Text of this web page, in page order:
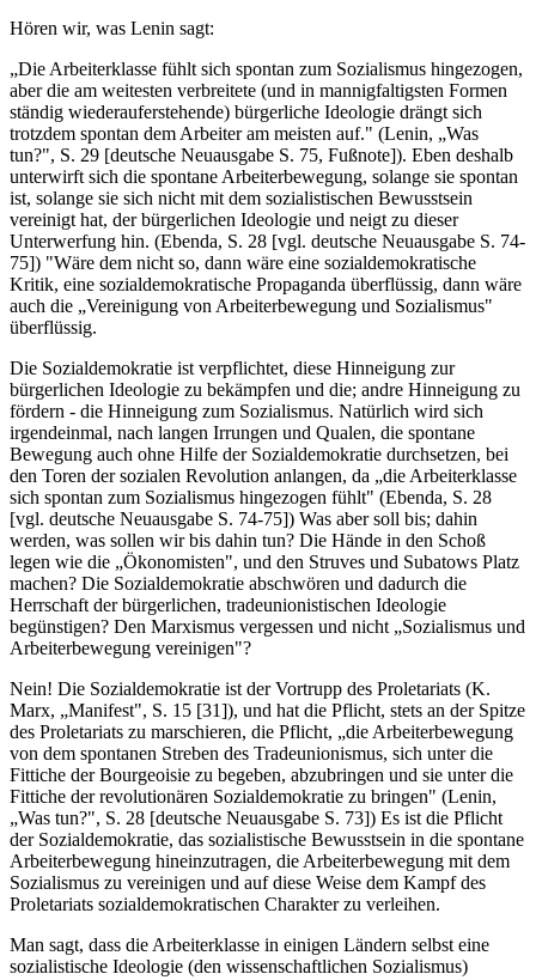
Hören wir, was Lenin sagt:
„Die Arbeiterklasse fühlt sich spontan zum Sozialismus hingezogen,
aber die am weitesten verbreitete (und in mannigfaltigsten Formen
ständig wiederauferstehende) bürgerliche Ideologie drängt sich
trotzdem spontan dem Arbeiter am meisten auf." (Lenin, „Was
tun?", S. 29 [deutsche Neuausgabe S. 75, Fußnote]). Eben deshalb
unterwirft sich die spontane Arbeiterbewegung, solange sie spontan
ist, solange sie sich nicht mit dem sozialistischen Bewusstsein
vereinigt hat, der bürgerlichen Ideologie und neigt zu dieser
Unterwerfung hin. (Ebenda, S. 28 [vgl. deutsche Neuausgabe S. 74-
75]) "Wäre dem nicht so, dann wäre eine sozialdemokratische
Kritik, eine sozialdemokratische Propaganda überflüssig, dann wäre
auch die „Vereinigung von Arbeiterbewegung und Sozialismus"
überflüssig.
Die Sozialdemokratie ist verpflichtet, diese Hinneigung zur
bürgerlichen Ideologie zu bekämpfen und die; andre Hinneigung zu
fördern - die Hinneigung zum Sozialismus. Natürlich wird sich
irgendeinmal, nach langen Irrungen und Qualen, die spontane
Bewegung auch ohne Hilfe der Sozialdemokratie durchsetzen, bei
den Toren der sozialen Revolution anlangen, da „die Arbeiterklasse
sich spontan zum Sozialismus hingezogen fühlt" (Ebenda, S. 28
[vgl. deutsche Neuausgabe S. 74-75]) Was aber soll bis; dahin
werden, was sollen wir bis dahin tun? Die Hände in den Schoß
legen wie die „Ökonomisten", und den Struves und Subatows Platz
machen? Die Sozialdemokratie abschwören und dadurch die
Herrschaft der bürgerlichen, tradeunionistischen Ideologie
begünstigen? Den Marxismus vergessen und nicht „Sozialismus und
Arbeiterbewegung vereinigen"?
Nein! Die Sozialdemokratie ist der Vortrupp des Proletariats (K.
Marx, „Manifest", S. 15 [31]), und hat die Pflicht, stets an der Spitze
des Proletariats zu marschieren, die Pflicht, „die Arbeiterbewegung
von dem spontanen Streben des Tradeunionismus, sich unter die
Fittiche der Bourgeoisie zu begeben, abzubringen und sie unter die
Fittiche der revolutionären Sozialdemokratie zu bringen" (Lenin,
„Was tun?", S. 28 [deutsche Neuausgabe S. 73]) Es ist die Pflicht
der Sozialdemokratie, das sozialistische Bewusstsein in die spontane
Arbeiterbewegung hineinzutragen, die Arbeiterbewegung mit dem
Sozialismus zu vereinigen und auf diese Weise dem Kampf des
Proletariats sozialdemokratischen Charakter zu verleihen.
Man sagt, dass die Arbeiterklasse in einigen Ländern selbst eine
sozialistische Ideologie (den wissenschaftlichen Sozialismus)